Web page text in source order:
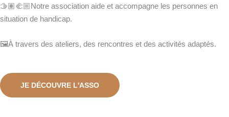
🫱🏽‍🫲🏼Notre association aide et accompagne les personnes en
situation de handicap.
🖼️À travers des ateliers, des rencontres et des activités adaptés.
JE DÉCOUVRE L'ASSO